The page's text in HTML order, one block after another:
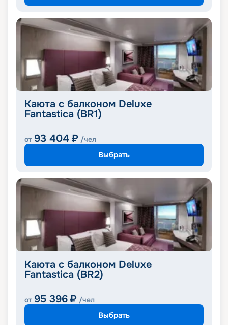
Каюта с балконом Deluxe
Fantastica (BR1)
от 93 404 ₽ /чел
Выбрать
Каюта с балконом Deluxe
Fantastica (BR2)
от 95 396 ₽ /чел
Выбрать